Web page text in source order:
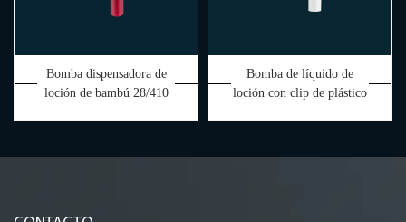
Bomba dispensadora de
loción de bambú 28/410
Bomba de líquido de
loción con clip de plástico